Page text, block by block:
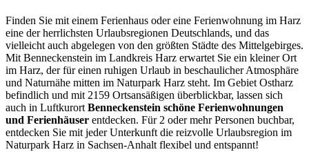
Finden Sie mit einem Ferienhaus oder eine Ferienwohnung im Harz
eine der herrlichsten Urlaubsregionen Deutschlands, und das
vielleicht auch abgelegen von den größten Städte des Mittelgebirges.
Mit Benneckenstein im Landkreis Harz erwartet Sie ein kleiner Ort
im Harz, der für einen ruhigen Urlaub in beschaulicher Atmosphäre
und Naturnähe mitten im Naturpark Harz steht. Im Gebiet Ostharz
befindlich und mit 2159 Ortsansäßigen überblickbar, lassen sich
auch in Luftkurort Benneckenstein schöne Ferienwohnungen
und Ferienhäuser entdecken. Für 2 oder mehr Personen buchbar,
entdecken Sie mit jeder Unterkunft die reizvolle Urlaubsregion im
Naturpark Harz in Sachsen-Anhalt flexibel und entspannt!